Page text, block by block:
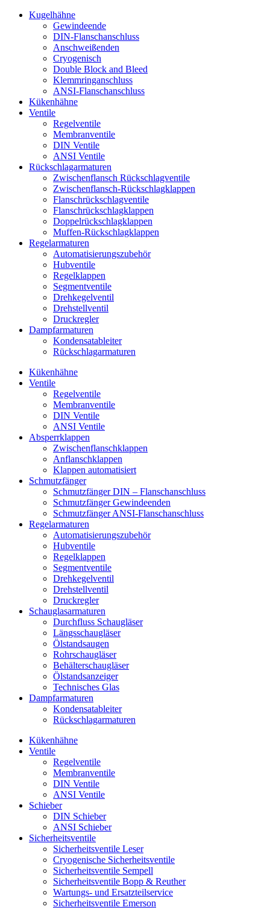
Kugelhähne
Gewindeende
DIN-Flanschanschluss
Anschweißenden
Cryogenisch
Double Block and Bleed
Klemmringanschluss
ANSI-Flanschanschluss
Kükenhähne
Ventile
Regelventile
Membranventile
DIN Ventile
ANSI Ventile
Rückschlag­armaturen
Zwischenflansch Rückschlagventile
Zwischenflansch-Rückschlagklappen
Flanschrückschlagventile
Flanschrückschlagklappen
Doppelrückschlagklappen
Muffen-Rückschlagklappen
Regelarmaturen
Automatisierungszubehör
Hubventile
Regelklappen
Segmentventile
Drehkegelventil
Drehstellventil
Druckregler
Dampfarmaturen
Kondensatableiter
Rückschlagarmaturen
Kükenhähne
Ventile
Regelventile
Membranventile
DIN Ventile
ANSI Ventile
Absperrklappen
Zwischenflanschklappen
Anflanschklappen
Klappen automatisiert
Schmutzfänger
Schmutzfänger DIN – Flanschanschluss
Schmutzfänger Gewindeenden
Schmutzfänger ANSI-Flanschanschluss
Regelarmaturen
Automatisierungszubehör
Hubventile
Regelklappen
Segmentventile
Drehkegelventil
Drehstellventil
Druckregler
Schauglas­armaturen
Durchfluss Schaugläser
Längsschaugläser
Ölstandsaugen
Rohrschaugläser
Behälterschaugläser
Ölstandsanzeiger
Technisches Glas
Dampfarmaturen
Kondensatableiter
Rückschlagarmaturen
Kükenhähne
Ventile
Regelventile
Membranventile
DIN Ventile
ANSI Ventile
Schieber
DIN Schieber
ANSI Schieber
Sicherheitsventile
Sicherheitsventile Leser
Cryogenische Sicherheitsventile
Sicherheitsventile Sempell
Sicherheitsventile Bopp & Reuther
Wartungs- und Ersatzteilservice
Sicherheitsventile Emerson